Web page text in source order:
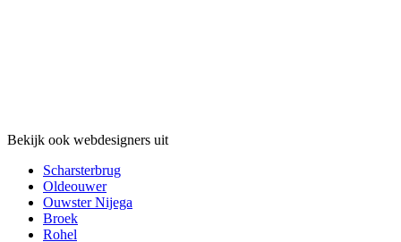
Bekijk ook webdesigners uit
Scharsterbrug
Oldeouwer
Ouwster Nijega
Broek
Rohel